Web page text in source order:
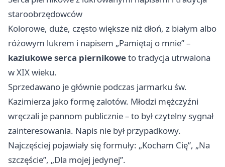
staroobrzędowców
Kolorowe, duże, często większe niż dłoń, z białym albo
różowym lukrem i napisem „Pamiętaj o mnie” –
kaziukowe serca piernikoweto tradycja utrwalona
w XIX wieku.
Sprzedawano je głównie podczas jarmarku św.
Kazimierza jako formę zalotów. Młodzi mężczyźni
wręczali je pannom publicznie – to był czytelny sygnał
zainteresowania. Napis nie był przypadkowy.
Najczęściej pojawiały się formuły: „Kocham Cię”, „Na
szczęście”, „Dla mojej jedynej”.